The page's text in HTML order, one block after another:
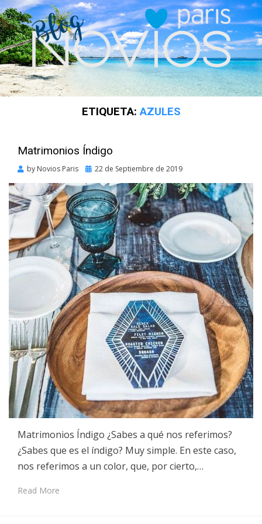
ETIQUETA:AZULES
Matrimonios Índigo
by Novios Paris
Posted
22 de Septiembre de 2019
Matrimonios Índigo ¿Sabes a qué nos referimos?
¿Sabes que es el índigo? Muy simple. En este caso,
nos referimos a un color, que, por cierto,…
Read More